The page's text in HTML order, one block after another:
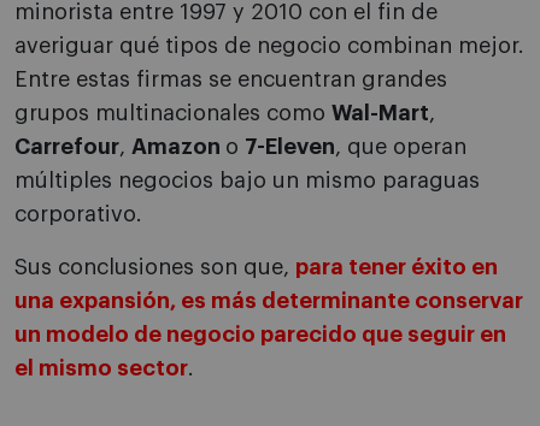
minorista entre 1997 y 2010 con el fin de
averiguar qué tipos de negocio combinan mejor.
Entre estas firmas se encuentran grandes
grupos multinacionales como Wal-Mart,
Carrefour, Amazon o 7-Eleven, que operan
múltiples negocios bajo un mismo paraguas
corporativo.
Sus conclusiones son que, para tener éxito en
una expansión, es más determinante conservar
un modelo de negocio parecido que seguir en
el mismo sector.